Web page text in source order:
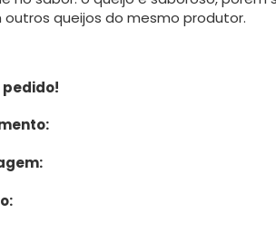
queijos do mesmo produtor.
pedido!